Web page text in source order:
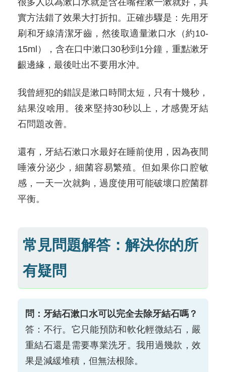
實方法錯了效果大打折扣。正確步驟是：先用牙
刷和牙線清潔牙齒，然後取適量漱口水（約10-
15ml），含在口中漱口30秒到1分鐘，重點漱牙
齦邊緣，最後吐出不要用水沖。
我曾經犯的錯誤是漱口時間太短，只有十幾秒，
結果沒啥用。後來堅持30秒以上，才感覺牙結
石問題改善。
還有，牙結石漱口水最好在睡前使用，因為夜間
唾液分泌少，細菌容易繁殖。但如果你口腔敏
感，一天一次就夠，過度使用可能破壞口腔菌群
平衡。
常見問題解答：解決你的所
有疑問
問：牙結石漱口水可以完全去除牙結石嗎？
答：不行。它只能預防和軟化輕微結石，嚴
重結石還是需要專業洗牙。我用過幾款，效
果是減緩堆積，但無法根除。